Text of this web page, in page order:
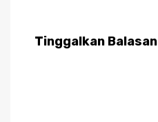
Tinggalkan Balasan